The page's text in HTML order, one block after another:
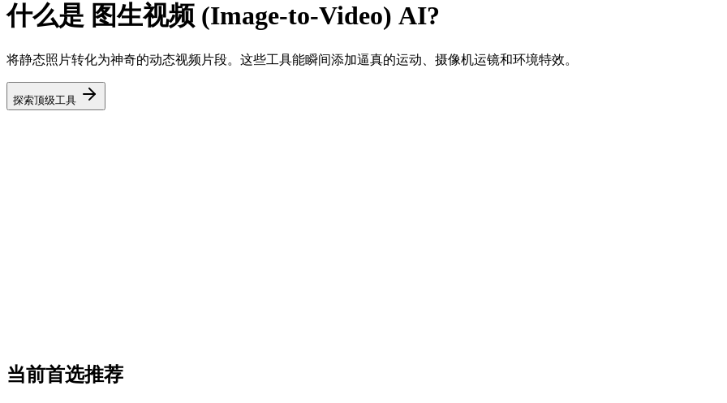
什么是 图生视频 (Image-to-Video) AI?
将静态照片转化为神奇的动态视频片段。这些工具能瞬间添加逼真的运动、摄像机运镜和环境特效。
探索顶级工具
当前首选推荐